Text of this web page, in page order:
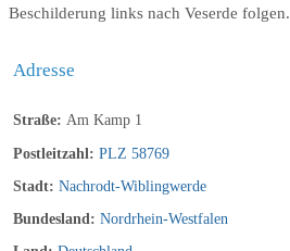
Beschilderung links nach Veserde folgen.
Adresse
Straße: Am Kamp 1
Postleitzahl: PLZ 58769
Stadt: Nachrodt-Wiblingwerde
Bundesland: Nordrhein-Westfalen